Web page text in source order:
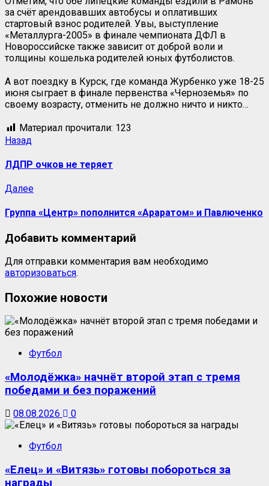
за счёт арендовавших автобусы и оплативших
стартовый взнос родителей. Увы, выступление
«Металлурга-2005» в финале чемпионата ДФЛ в
Новороссийске также зависит от доброй воли и
толщины кошелька родителей юных футболистов.
А вот поездку в Курск, где команда Журбенко уже 18-25
июня сыграет в финале первенства «Черноземья» по
своему возрасту, отменить не должно ничто и никто…
Материал прочитали: 123
Назад
ЛДПР очков не теряет
Далее
Группа «Центр» пополнится «Араратом» и Павлюченко
Добавить комментарий
Для отправки комментария вам необходимо
авторизоваться.
Похожие новости
Футбол
«Молодёжка» начнёт второй этап с тремя
победами и без поражений
08.08.2026 0
Футбол
«Елец» и «Витязь» готовы побороться за
награды